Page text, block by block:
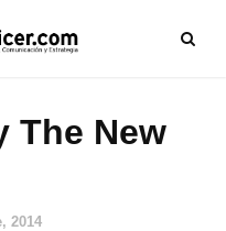
The New
2014